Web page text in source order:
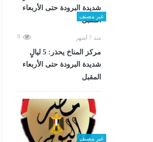
غير مصنف
منذ 7 أشهر 0
مركز المناخ يحذر: 5 ليالٍ
شديدة البرودة حتى الأربعاء
المقبل
غير مصنف